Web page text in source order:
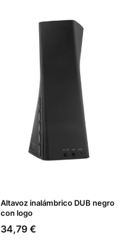
Altavoz inalámbrico DUB negro
con logo
Precio
34,79 €